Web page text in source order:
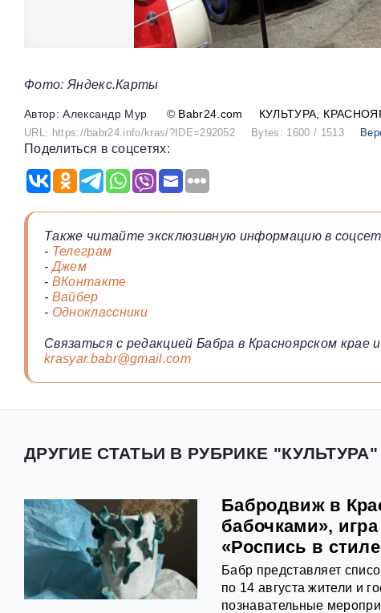
Фото: Яндекс.Карты
Александр Мур © Babr24.com КУЛЬТУРА
URL: https://babr24.info/kras/?IDE=292052 Bytes: 1600 / 1513
Поделиться в соцсетях:
Также читайте эксклюзивную информацию в
- Телеграм
-Джем
- ВКонтакте
- Вайбер
- Одноклассники
Связаться с редакцией Бабра в Красноярском крае
krasyar.babr@gmail.com
ДРУГИЕ СТАТЬИ В РУБРИКЕ
Бабродвиж в
бабочками»,
«Роспись в
Бабр представляет
по 14 августа жители и
познавательные